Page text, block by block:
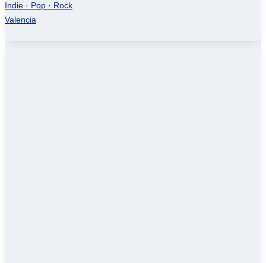
Indie · Pop · Rock
Valencia